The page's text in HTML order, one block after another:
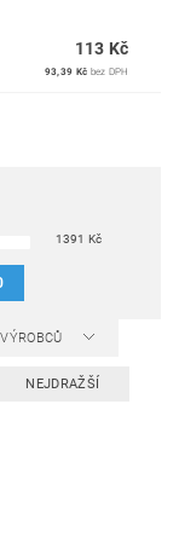
113 Kč
93,39 Kč bez DPH
1391 Kč
NEJDRAŽŠÍ